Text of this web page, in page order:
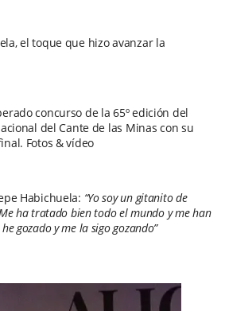
el toque que hizo avanzar la
concurso de la 65º edición del
del Cante de las Minas con su
Fotos & vídeo
Habichuela: “Yo soy un gitanito de
ha tratado bien todo el mundo y me han
gozado y me la sigo gozando”